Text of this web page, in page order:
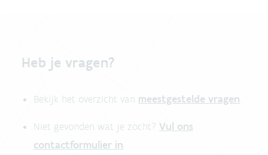
Heb je vragen?
Bekijk het overzicht van meestgestelde vragen.
Niet gevonden wat je zocht? Vul ons
contactformulier in.